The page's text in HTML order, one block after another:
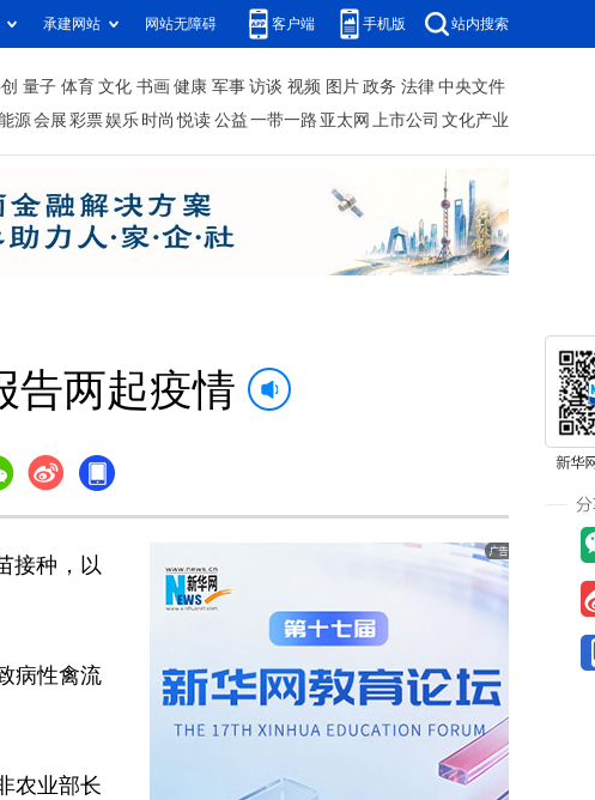
承建网站 网站无障碍 客户端 手机版 站内搜索
量子 体育 文化 书画 健康 军事 访谈 视频 图片 政务 法律 中央文件
源 会展 彩票娱乐 时尚 悦读 公益 一带一路 亚太网 上市公司 文化产业
两起疫情
接种，以
病性禽流
农业部长